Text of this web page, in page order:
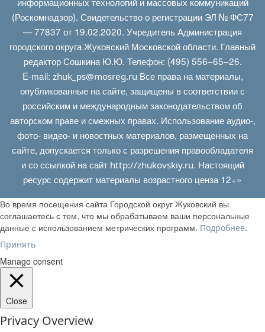
(Роскомнадзор). Свидетельство о регистрации ЭЛ № ФС77
— 77837 от 19.02.2020. Учредитель Администрация
городского округа Жуковский Московской области. Главный
редактор Сошкина Ю.Ю. Телефон: (495) 556–65–26.
E‑mail: zhuk_ps@mosreg.ruВсе права на материалы,
опубликованные на сайте, защищены в соответствии с
российским и международным законодательством об
авторском праве и смежных правах. Использование аудио-,
фото- видео- и новостных материалов, размещенных на
сайте, допускается только с разрешения правообладателя
и со ссылкой на сайт http://zhukovskiy.ru. Настоящий
ресурс содержит материалы возрастного ценза 12+»
Во время посещения сайта Городской округ Жуковский вы
соглашаетесь с тем, что мы обрабатываем ваши персональные
данные с использованием метрических программ. Подробнее.
Принять
Manage consent
Close
Privacy Overview